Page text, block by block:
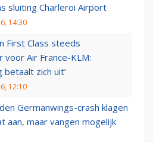
sluiting Charleroi Airport
14:30
First Class steeds
voor Air France-KLM:
betaalt zich uit’
12:10
Germanwings-crash klagen
aan, maar vangen mogelijk